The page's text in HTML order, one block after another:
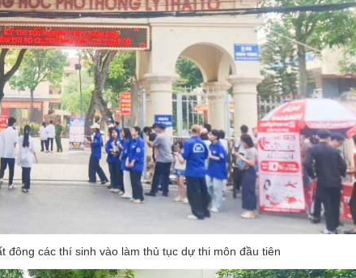
các thí sinh vào làm thủ tục dự thi môn đầu tiên